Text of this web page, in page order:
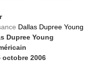
Dallas Dupree Young
Dupree Young
octobre 2006